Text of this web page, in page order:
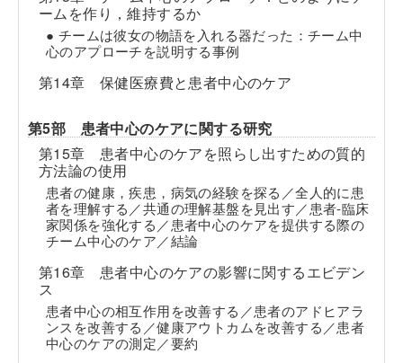
ームを作り，維持するか
● チームは彼女の物語を入れる器だった：チーム中
心のアプローチを説明する事例
第14章 保健医療費と患者中心のケア
第5部 患者中心のケアに関する研究
第15章 患者中心のケアを照らし出すための質的
方法論の使用
患者の健康，疾患，病気の経験を探る／全人的に患
者を理解する／共通の理解基盤を見出す／患者-臨床
家関係を強化する／患者中心のケアを提供する際の
チーム中心のケア／結論
第16章 患者中心のケアの影響に関するエビデン
ス
患者中心の相互作用を改善する／患者のアドヒアラ
ンスを改善する／健康アウトカムを改善する／患者
中心のケアの測定／要約